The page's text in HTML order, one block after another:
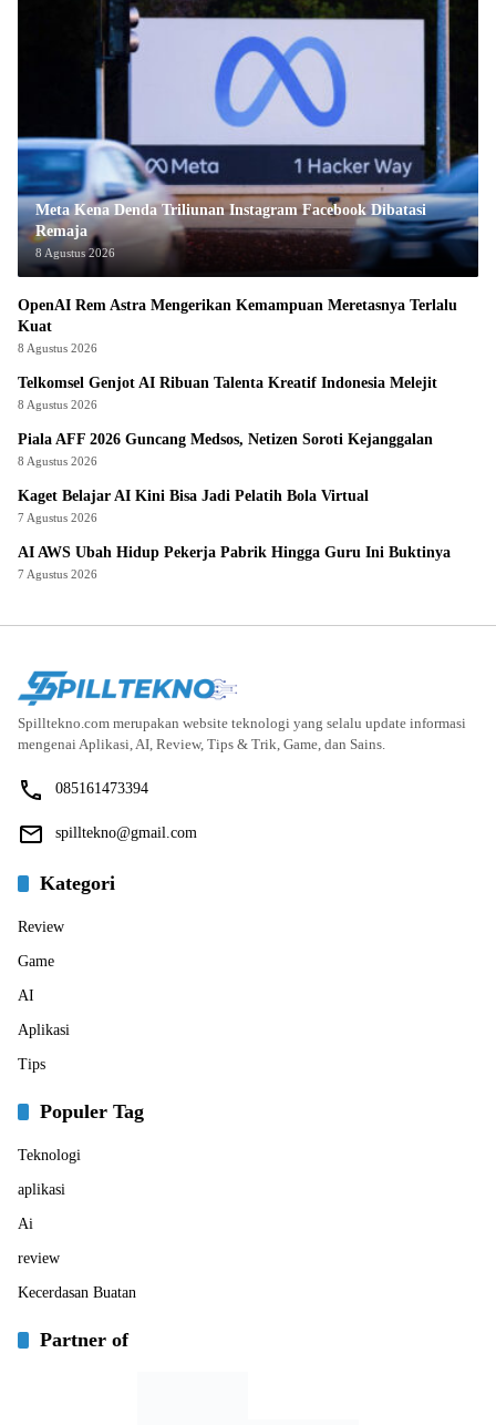
Meta Kena Denda Triliunan Instagram Facebook Dibatasi
Remaja
8 Agustus 2026
OpenAI Rem Astra Mengerikan Kemampuan Meretasnya Terlalu
Kuat
8 Agustus 2026
Telkomsel Genjot AI Ribuan Talenta Kreatif Indonesia Melejit
8 Agustus 2026
Piala AFF 2026 Guncang Medsos, Netizen Soroti Kejanggalan
8 Agustus 2026
Kaget Belajar AI Kini Bisa Jadi Pelatih Bola Virtual
7 Agustus 2026
AI AWS Ubah Hidup Pekerja Pabrik Hingga Guru Ini Buktinya
7 Agustus 2026
Spilltekno.com merupakan website teknologi yang selalu update informasi
mengenai Aplikasi, AI, Review, Tips & Trik, Game, dan Sains.
085161473394
spilltekno@gmail.com
Kategori
Review
Game
AI
Aplikasi
Tips
Populer Tag
Teknologi
aplikasi
Ai
review
Kecerdasan Buatan
Partner of